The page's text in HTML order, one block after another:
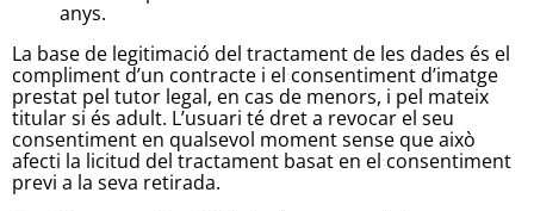
anys.
La base de legitimació del tractament de les dades és el
compliment d’un contracte i el consentiment d’imatge
prestat pel tutor legal, en cas de menors, i pel mateix
titular si és adult. L’usuari té dret a revocar el seu
consentiment en qualsevol moment sense que això
afecti la licitud del tractament basat en el consentiment
previ a la seva retirada.